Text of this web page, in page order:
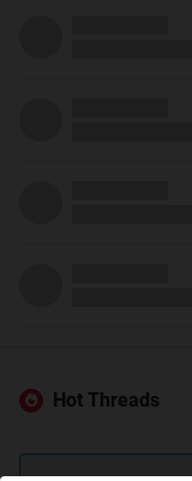
Hot Threads